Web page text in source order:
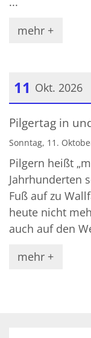
mehr +
11 Okt. 2026
Datum: 11.
Pilgertag in
Sonntag, 11.
Pilgern heißt
Jahrhunderten
Fuß auf zu
heute nicht
auch auf den
mehr +